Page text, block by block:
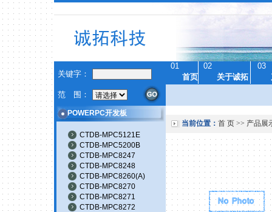
关键字：
范 围：
01 02
03
首页
关于诚拓
POWERPC开发板
CTDB-MPC5121E
CTDB-MPC5200B
CTDB-MPC8247
CTDB-MPC8248
CTDB-MPC8260(A)
CTDB-MPC8270
CTDB-MPC8271
CTDB-MPC8272
当前位置： 首 页>> 产品展